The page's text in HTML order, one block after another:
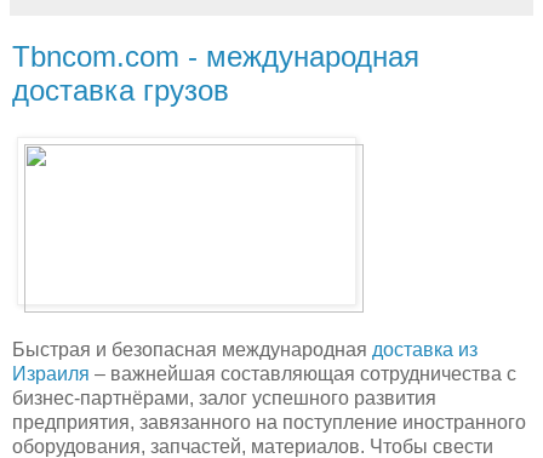
Tbncom.com - международная
доставка грузов
Быстрая и безопасная международная доставка из
Израиля – важнейшая составляющая сотрудничества с
бизнес-партнёрами, залог успешного развития
предприятия, завязанного на поступление иностранного
оборудования, запчастей, материалов. Чтобы свести